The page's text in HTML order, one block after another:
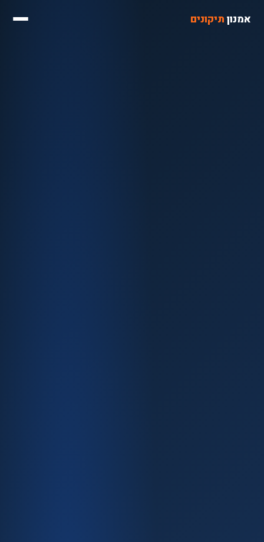
אמנון תיקונים